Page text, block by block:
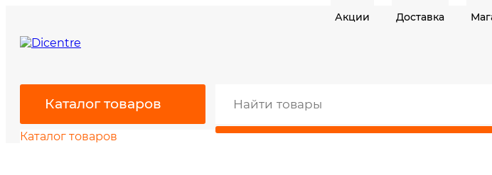
Акции Доставка
Каталог товаров
Каталог товаров